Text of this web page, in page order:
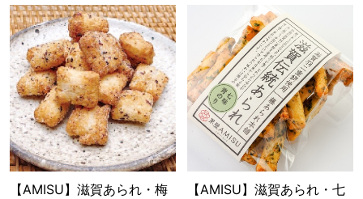
【AMISU】滋賀あられ・梅
【AMISU】滋賀あられ・七